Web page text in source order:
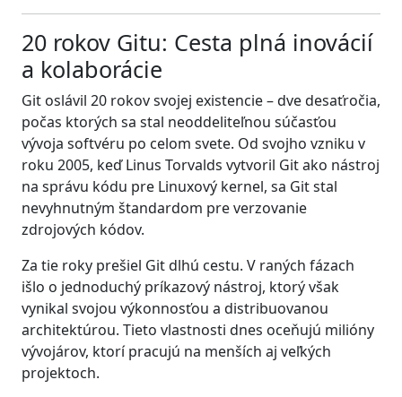
20 rokov Gitu: Cesta plná inovácií
a kolaborácie
Git oslávil 20 rokov svojej existencie – dve desaťročia,
počas ktorých sa stal neoddeliteľnou súčasťou
vývoja softvéru po celom svete. Od svojho vzniku v
roku 2005, keď Linus Torvalds vytvoril Git ako nástroj
na správu kódu pre Linuxový kernel, sa Git stal
nevyhnutným štandardom pre verzovanie
zdrojových kódov.
Za tie roky prešiel Git dlhú cestu. V raných fázach
išlo o jednoduchý príkazový nástroj, ktorý však
vynikal svojou výkonnosťou a distribuovanou
architektúrou. Tieto vlastnosti dnes oceňujú milióny
vývojárov, ktorí pracujú na menších aj veľkých
projektoch.